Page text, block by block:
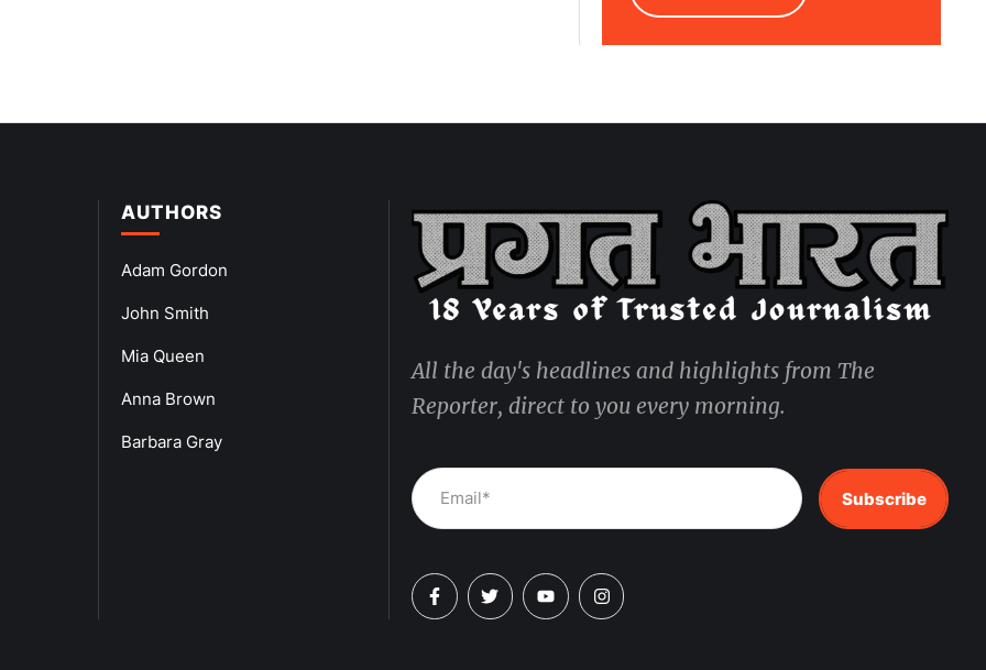
AUTHORS
Adam Gordon
John Smith
Mia Queen
Anna Brown
Barbara Gray
All the day's headlines and highlights from The
Reporter, direct to you every morning.
Subscribe